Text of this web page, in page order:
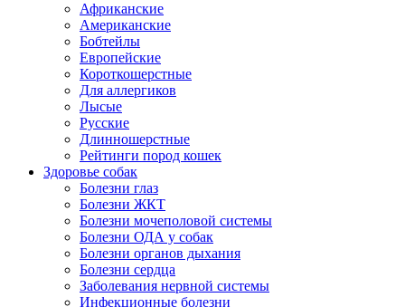
Африканские
Американские
Бобтейлы
Европейские
Короткошерстные
Для аллергиков
Лысые
Русские
Длинношерстные
Рейтинги пород кошек
Здоровье собак
Болезни глаз
Болезни ЖКТ
Болезни мочеполовой системы
Болезни ОДА у собак
Болезни органов дыхания
Болезни сердца
Заболевания нервной системы
Инфекционные болезни